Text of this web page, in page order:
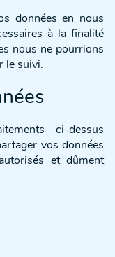
données en nous
à la finalité
nous ne pourrions
le suivi.
ci-dessus
vos données
et dûment